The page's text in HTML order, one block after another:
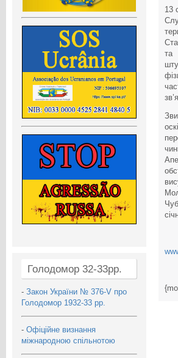
Голодомор 32-33рр.
- Закон України № 376-V про
Голодомор 1932-33 рр.
- Офіційне визнання
міжнародною спільнотою
13
та